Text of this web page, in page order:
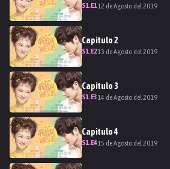
S1.E112 de Agosto del 2019
Capitulo2
S1.E213 de Agosto del 2019
Capitulo3
S1.E314 de Agosto del 2019
Capitulo4
S1.E415 de Agosto del 2019